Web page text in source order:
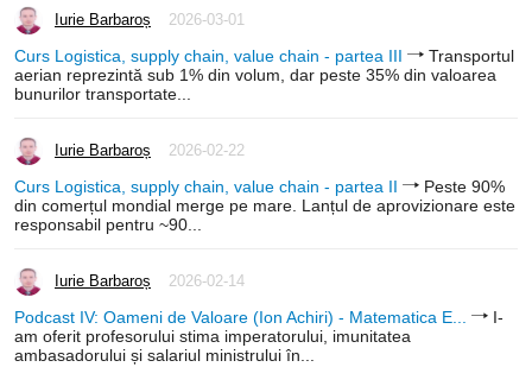
Iurie Barbaroș 2026-03-01
Curs Logistica, supply chain, value chain - partea III
Transportul
aerian reprezintă sub 1% din volum, dar peste 35% din valoarea
bunurilor transportate...
Iurie Barbaroș 2026-02-22
Curs Logistica, supply chain, value chain - partea II
Peste 90%
din comerțul mondial merge pe mare. Lanțul de aprovizionare este
responsabil pentru ~90...
Iurie Barbaroș 2026-02-14
Podcast IV: Oameni de Valoare (Ion Achiri) - Matematica E...
I-
am oferit profesorului stima imperatorului, imunitatea
ambasadorului și salariul ministrului în...